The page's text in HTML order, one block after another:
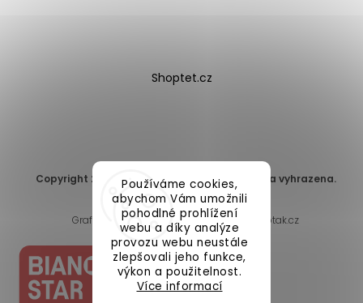
Používáme cookies,
abychom Vám umožnili
pohodlné prohlížení
webu a díky analýze
provozu webu neustále
zlepšovali jeho funkce,
výkon a použitelnost.
Více informací
Shoptet.cz
Copyright 2026 DomaLEP s.r.o. . Všechna práva vyhrazena.
Upravit nastavení cookies
Grafický návrh vytvořil a nakódoval
Shoptak.cz